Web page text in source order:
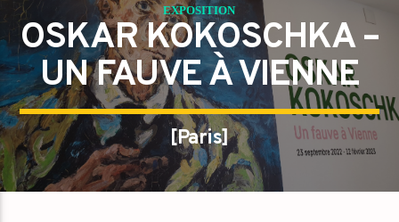
EXPOSITION
OSKAR KOKOSCHKA –
UN FAUVE À VIENNE
[Paris]